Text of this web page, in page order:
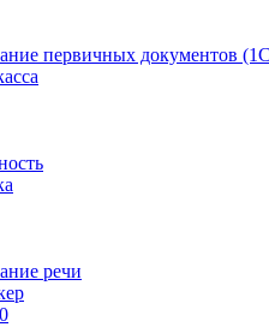
первичных документов
речи